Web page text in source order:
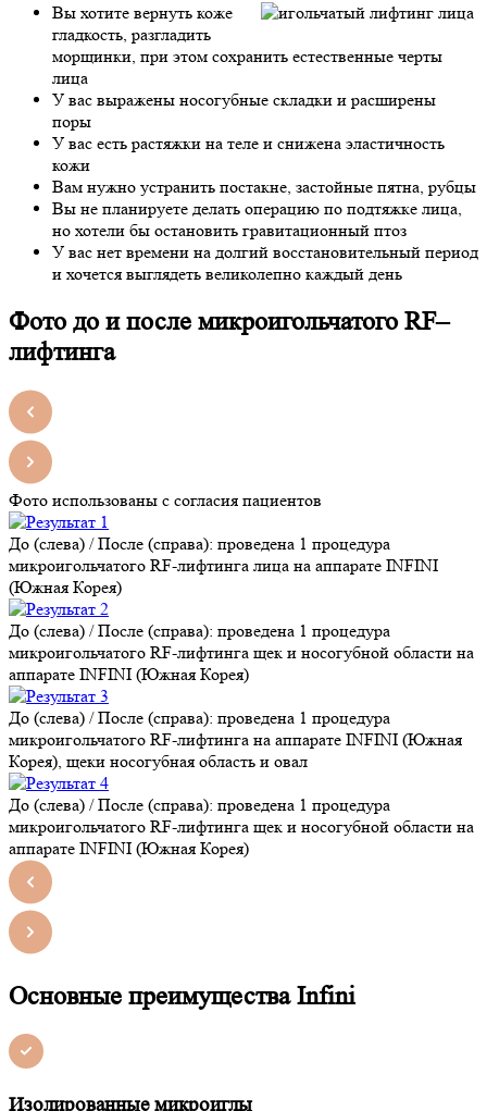
Вы хотите вернуть коже
гладкость, разгладить
морщинки, при этом сохранить естественные черты
лица
У вас выражены носогубные складки и расширены
поры
У вас есть растяжки на теле и снижена эластичность
кожи
Вам нужно устранить постакне, застойные пятна, рубцы
Вы не планируете делать операцию по подтяжке лица,
но хотели бы остановить гравитационный птоз
У вас нет времени на долгий восстановительный период
и хочется выглядеть великолепно каждый день
Фото до и после микроигольчатого RF–
лифтинга
Фото использованы с согласия пациентов
До (слева) / После (справа): проведена 1 процедура
микроигольчатого RF-лифтинга лица на аппарате INFINI
(Южная Корея)
До (слева) / После (справа): проведена 1 процедура
микроигольчатого RF-лифтинга щек и носогубной области на
аппарате INFINI (Южная Корея)
До (слева) / После (справа): проведена 1 процедура
микроигольчатого RF-лифтинга на аппарате INFINI (Южная
Корея), щеки носогубная область и овал
До (слева) / После (справа): проведена 1 процедура
микроигольчатого RF-лифтинга щек и носогубной области на
аппарате INFINI (Южная Корея)
Основные преимущества Infini
Изолированные микроиглы